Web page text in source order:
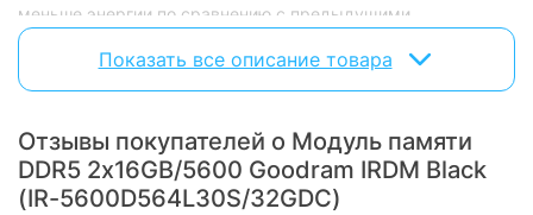
меньше энергии по сравнению с предыдущими
поколениями.
Простой разгон
микросхемой со встроенным температурным датчиком.
Это позволяет передавать информацию по шине I3C для
настройки таких параметров, как скорость и задержка.
Показать все описание товара
Отзывы покупателей о Модуль памяти
DDR5 2x16GB/5600 Goodram IRDM Black
(IR-5600D564L30S/32GDC)